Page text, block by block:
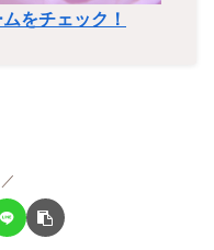
をチェック！